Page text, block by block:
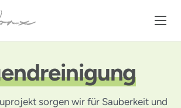
sorgen wir für Sauberkeit und